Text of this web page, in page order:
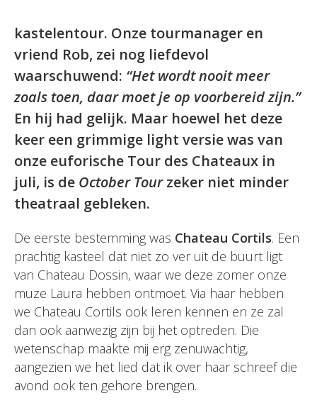
kastelentour. Onze tourmanager en
vriend Rob, zei nog liefdevol
waarschuwend: “Het wordt nooit meer
zoals toen, daar moet je op voorbereid zijn.”
En hij had gelijk. Maar hoewel het deze
keer een grimmige light versie was van
onze euforische Tour des Chateaux in
juli, is de October Tourzeker niet minder
theatraal gebleken.
De eerste bestemming was Chateau Cortils. Een
prachtig kasteel dat niet zo ver uit de buurt ligt
van Chateau Dossin, waar we deze zomer onze
muze Laura hebben ontmoet. Via haar hebben
we Chateau Cortils ook leren kennen en ze zal
dan ook aanwezig zijn bij het optreden. Die
wetenschap maakte mij erg zenuwachtig,
aangezien we het lied dat ik over haar schreef die
avond ook ten gehore brengen.